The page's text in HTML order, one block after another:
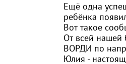
Ещё одна
ребёнка
Вот такое
От всей нашей
ВОРДИ по
Юлия -